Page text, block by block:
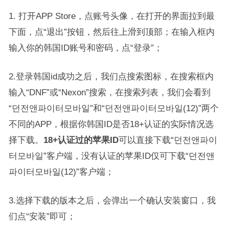
1. 打开APP Store，点账号头像，在打开的界面拉到最
下面，点“退出”按钮，然后往上滑到顶部；在输入框内
输入你的韩国ID账号和密码，点“登录”；
2.登录韩国id成功之后，我们点搜索图标，在搜索框内
输入“DNF”或“Nexon”搜索，在搜索列表，我们会看到
“던전앤파이터모바일”和“던전앤파이터모바일(12)”两个
不同的APP，根据你韩国ID是否18+认证的实际情况选
择下载。 18+认证过的苹果ID可以直接下载“던전앤파이
터모바일”客户端，没有认证的苹果ID仅可下载“던전앤
파이터모바일(12)”客户端；
3.选择下载的版本之后，会弹出一个确认安装窗口，我
们点“安装”即可；